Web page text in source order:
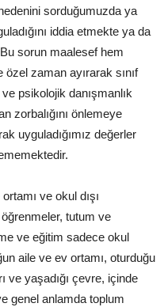
sorduğumuzda ya
iddia etmekte ya da
sorun maalesef hem
zaman ayırarak sınıf
psikolojik danışmanlık
zorbalığını önlemeye
uyguladığımız değerler
ve okul dışı
tutum ve
ve eğitim sadece okul
aile ve ev ortamı, oturduğu
ve yaşadığı çevre, içinde
genel anlamda toplum